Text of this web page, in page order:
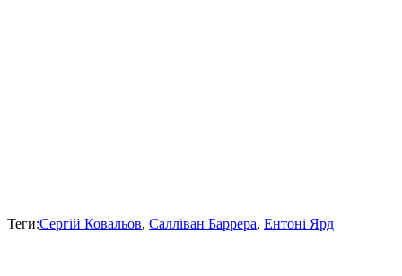
Теги:Сергій Ковальов, Салліван Баррера, Ентоні Ярд